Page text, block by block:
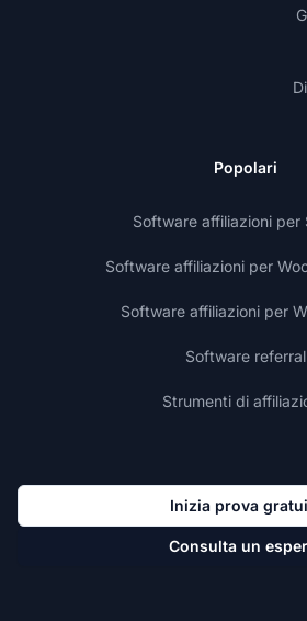
Popolari
Software affiliazioni per
Software affiliazioni per
Software affiliazioni per
Software referral
Strumenti di
Inizia prova
Consulta un